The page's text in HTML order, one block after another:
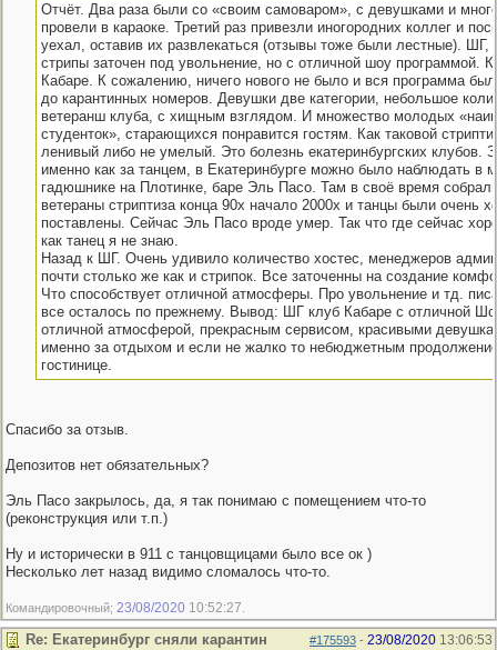
Отчёт. Два раза были со «своим самоваром», с девушками и
провели в караоке. Третий раз привезли иногородних коллег и
уехал, оставив их развлекаться (отзывы тоже были лестные). ШГ,
стрипы заточен под увольнение, но с отличной шоу программой.
Кабаре. К сожалению, ничего нового не было и вся программа
до карантинных номеров. Девушки две категории, небольшое
ветеранш клуба, с хищным взглядом. И множество молодых
студенток», старающихся понравится гостям. Как таковой
ленивый либо не умелый. Это болезнь екатеринбургских клубов.
именно как за танцем, в Екатеринбурге можно было наблюдать в
гадюшнике на Плотинке, баре Эль Пасо. Там в своё время
ветераны стриптиза конца 90х начало 2000х и танцы были очень
поставлены. Сейчас Эль Пасо вроде умер. Так что где сейчас
как танец я не знаю.
Назад к ШГ. Очень удивило количество хостес, менеджеров
почти столько же как и стрипок. Все заточенны на создание
Что способствует отличной атмосферы. Про увольнение и тд.
все осталось по прежнему. Вывод: ШГ клуб Кабаре с отличной
отличной атмосферой, прекрасным сервисом, красивыми
именно за отдыхом и если не жалко то небюджетным
гостинице.
Спасибо за отзыв.
Депозитов нет обязательных?
Эль Пасо закрылось, да, я так понимаю с помещением что-то
(реконструкция или т.п.)
Ну и исторически в 911 с танцовщицами было все ок )
Несколько лет назад видимо сломалось что-то.
Командировочный; 23/08/2020 10:52:27
#175593 - 23/08/2020 13:06:53
Re: Екатеринбург сняли карантин